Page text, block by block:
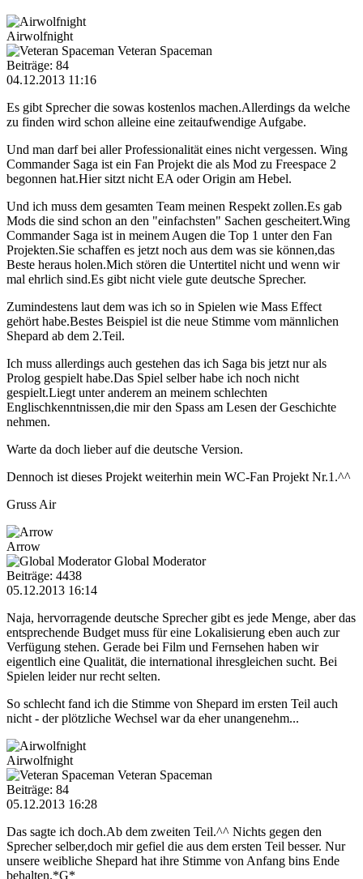
Airwolfnight
Veteran Spaceman
Beiträge: 84
04.12.2013 11:16
Es gibt Sprecher die sowas kostenlos machen.Allerdings da welche
zu finden wird schon alleine eine zeitaufwendige Aufgabe.
Und man darf bei aller Professionalität eines nicht vergessen. Wing
Commander Saga ist ein Fan Projekt die als Mod zu Freespace 2
begonnen hat.Hier sitzt nicht EA oder Origin am Hebel.
Und ich muss dem gesamten Team meinen Respekt zollen.Es gab
Mods die sind schon an den "einfachsten" Sachen gescheitert.Wing
Commander Saga ist in meinem Augen die Top 1 unter den Fan
Projekten.Sie schaffen es jetzt noch aus dem was sie können,das
Beste heraus holen.Mich stören die Untertitel nicht und wenn wir
mal ehrlich sind.Es gibt nicht viele gute deutsche Sprecher.
Zumindestens laut dem was ich so in Spielen wie Mass Effect
gehört habe.Bestes Beispiel ist die neue Stimme vom männlichen
Shepard ab dem 2.Teil.
Ich muss allerdings auch gestehen das ich Saga bis jetzt nur als
Prolog gespielt habe.Das Spiel selber habe ich noch nicht
gespielt.Liegt unter anderem an meinem schlechten
Englischkenntnissen,die mir den Spass am Lesen der Geschichte
nehmen.
Warte da doch lieber auf die deutsche Version.
Dennoch ist dieses Projekt weiterhin mein WC-Fan Projekt Nr.1.^^
Gruss Air
Arrow
Global Moderator
Beiträge: 4438
05.12.2013 16:14
Naja, hervorragende deutsche Sprecher gibt es jede Menge, aber das
entsprechende Budget muss für eine Lokalisierung eben auch zur
Verfügung stehen. Gerade bei Film und Fernsehen haben wir
eigentlich eine Qualität, die international ihresgleichen sucht. Bei
Spielen leider nur recht selten.
So schlecht fand ich die Stimme von Shepard im ersten Teil auch
nicht - der plötzliche Wechsel war da eher unangenehm...
Airwolfnight
Veteran Spaceman
Beiträge: 84
05.12.2013 16:28
Das sagte ich doch.Ab dem zweiten Teil.^^ Nichts gegen den
Sprecher selber,doch mir gefiel die aus dem ersten Teil besser. Nur
unsere weibliche Shepard hat ihre Stimme von Anfang bins Ende
behalten.*G*